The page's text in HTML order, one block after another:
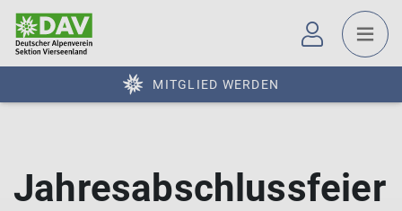
MITGLIED WERDEN
Jahresabschlussfeier